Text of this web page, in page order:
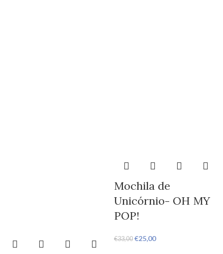
Mochila de
Unicórnio- OH MY
POP!
€33,00 €25,00